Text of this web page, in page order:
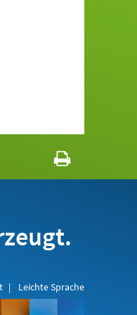
Leichte Sprache